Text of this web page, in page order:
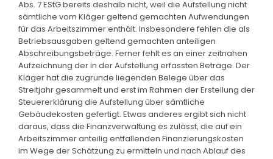
Abs. 7 EStG bereits deshalb nicht, weil die Aufstellung nicht
sämtliche vom Kläger geltend gemachten Aufwendungen
für das Arbeitszimmer enthält. Insbesondere fehlen die als
Betriebsausgaben geltend gemachten anteiligen
Abschreibungsbeträge. Ferner fehlt es an einer zeitnahen
Aufzeichnung der in der Aufstellung erfassten Beträge. Der
Kläger hat die zugrunde liegenden Belege über das
Streitjahr gesammelt und erst im Rahmen der Erstellung der
Steuererklärung die Aufstellung über sämtliche
Gebäudekosten gefertigt. Etwas anderes ergibt sich nicht
daraus, dass die Finanzverwaltung es zulässt, die auf ein
Arbeitszimmer anteilig entfallenden Finanzierungskosten
im Wege der Schätzung zu ermitteln und nach Ablauf des